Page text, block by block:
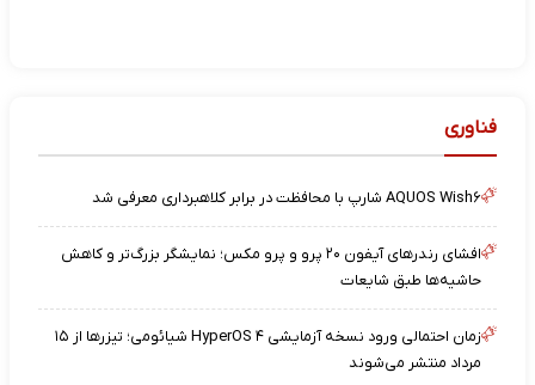
فناوری
AQUOS Wish۶ شارپ با محافظت در برابر کلاهبرداری معرفی شد
افشای رندرهای آیفون ۲۰ پرو و پرو مکس؛ نمایشگر بزرگ‌تر و کاهش
حاشیه‌ها طبق شایعات
زمان احتمالی ورود نسخه آزمایشی HyperOS ۴ شیائومی؛ تیزرها از ۱۵
مرداد منتشر می‌شوند